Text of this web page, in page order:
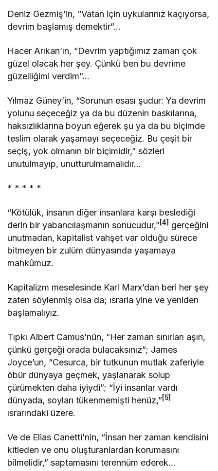
Deniz Gezmiş’in, “Vatan için uykularınız kaçıyorsa,
devrim başlamış demektir”…
Hacer Arıkan’ın, “Devrim yaptığımız zaman çok
güzel olacak her şey. Çünkü ben bu devrime
güzelliğimi verdim”…
Yılmaz Güney’in, “Sorunun esası şudur: Ya devrim
yolunu seçeceğiz ya da bu düzenin baskılarına,
haksızlıklarına boyun eğerek şu ya da bu biçimde
teslim olarak yaşamayı seçeceğiz. Bu çeşit bir
seçiş, yok olmanın bir biçimidir,” sözleri
unutulmayıp, unutturulmamalıdır…
* * * * *
“Kötülük, insanın diğer insanlara karşı beslediği
derin bir yabancılaşmanın sonucudur,” [4] gerçeğini
unutmadan, kapitalist vahşet var olduğu sürece
bitmeyen bir zulüm dünyasında yaşamaya
mahkûmuz.
Kapitalizm meselesinde Karl Marx’dan beri her şey
zaten söylenmiş olsa da; ısrarla yine ve yeniden
başlamalıyız.
Tıpkı Albert Camus’nün, “Her zaman sınırları aşın,
çünkü gerçeği orada bulacaksınız”; James
Joyce’un, “Cesurca, bir tutkunun mutlak zaferiyle
öbür dünyaya geçmek, yaşlanarak solup
çürümekten daha iyiydi”; “İyi insanlar vardı
dünyada, soyları tükenmemişti henüz,” [5]
ısrarındaki üzere.
Ve de Elias Canetti’nin, “İnsan her zaman kendisini
kitleden ve onu oluşturanlardan korumasını
bilmelidir,” saptamasını terennüm ederek…